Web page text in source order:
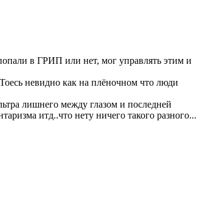
в ГРИП или нет, мог управлять этим и
невидно как на плёночном что люди
лишнего между глазом и последней
итд..что нету ничего такого разного...